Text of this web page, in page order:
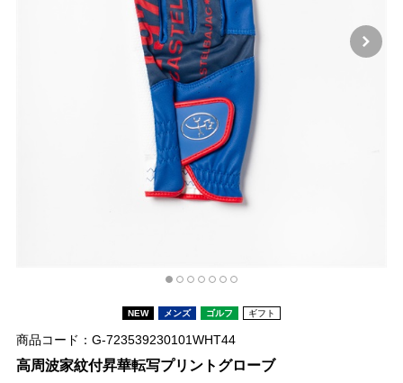
NEW メンズ ゴルフ ギフト
商品コード：G-723539230101WHT44
高周波家紋付昇華転写プリントグローブ